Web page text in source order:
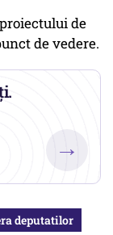
de
de vedere.
→
deputatilor